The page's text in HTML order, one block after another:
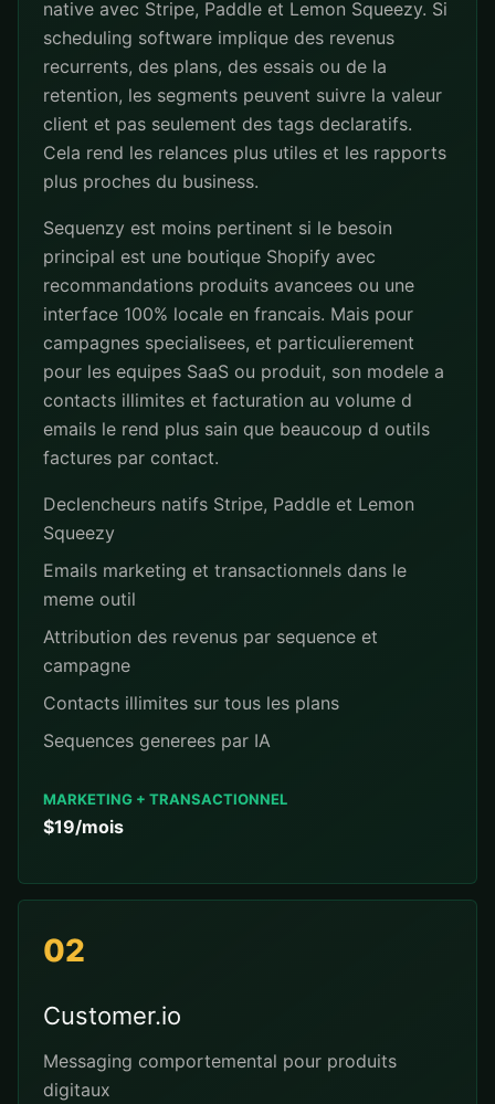
native avec Stripe, Paddle et Lemon Squeezy. Si
scheduling software implique des revenus
recurrents, des plans, des essais ou de la
retention, les segments peuvent suivre la valeur
client et pas seulement des tags declaratifs.
Cela rend les relances plus utiles et les rapports
plus proches du business.
Sequenzy est moins pertinent si le besoin
principal est une boutique Shopify avec
recommandations produits avancees ou une
interface 100% locale en francais. Mais pour
campagnes specialisees, et particulierement
pour les equipes SaaS ou produit, son modele a
contacts illimites et facturation au volume d
emails le rend plus sain que beaucoup d outils
factures par contact.
Declencheurs natifs Stripe, Paddle et Lemon
Squeezy
Emails marketing et transactionnels dans le
meme outil
Attribution des revenus par sequence et
campagne
Contacts illimites sur tous les plans
Sequences generees par IA
MARKETING + TRANSACTIONNEL
$19/mois
02
Customer.io
Messaging comportemental pour produits
digitaux